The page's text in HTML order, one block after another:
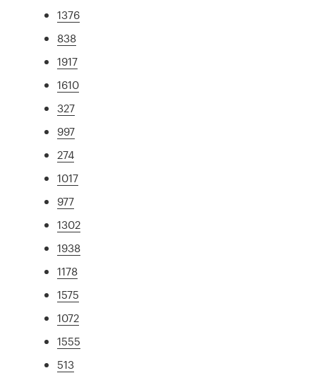
1376
838
1917
1610
327
997
274
1017
977
1302
1938
1178
1575
1072
1555
513